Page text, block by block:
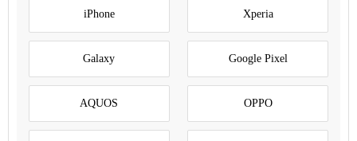
iPhone Xperia
Galaxy Google Pixel
AQUOS OPPO